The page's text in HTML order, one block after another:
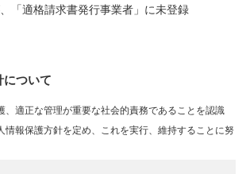
「適格請求書発行事業者」に未登録
について
、適正な管理が重要な社会的責務であることを認識
情報保護方針を定め、これを実行、維持することに努